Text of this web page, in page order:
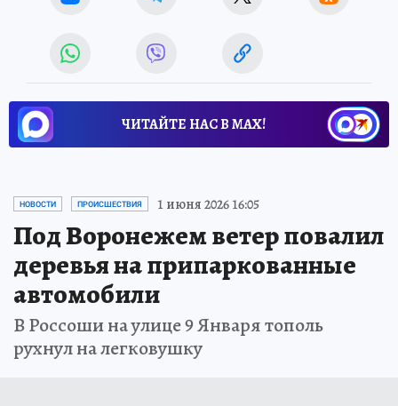
ЧИТАЙТЕ НАС В МАХ!
НОВОСТИ ПРОИСШЕСТВИЯ 1 июня 2026 16:05
Под Воронежем ветер повалил
деревья на припаркованные
автомобили
В Россоши на улице 9 Января тополь
рухнул на легковушку